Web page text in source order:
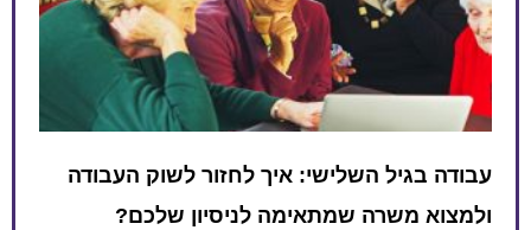
עבודה בגיל השלישי: איך לחזור לשוק העבודה
ולמצוא משרה שמתאימה לניסיון שלכם?